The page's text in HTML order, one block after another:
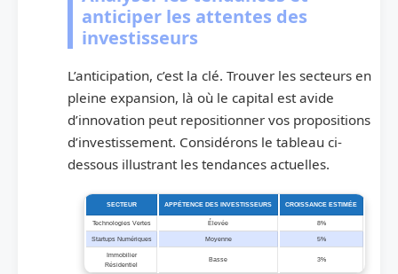
anticiper les attentes des
investisseurs
L’anticipation, c’est la clé. Trouver les secteurs en
pleine expansion, là où le capital est avide
d’innovation peut repositionner vos propositions
d’investissement. Considérons le tableau ci-
dessous illustrant les tendances actuelles.
SECTEUR APPÉTENCE DES INVESTISSEURS CROISSANCE ESTIMÉE
Technologies Vertes Élevée 8%
Startups Numériques Moyenne 5%
Immobilier
Résidentiel
Basse 3%